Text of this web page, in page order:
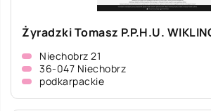
Żyradzki Tomasz P.P.H.U.
Niechobrz 21
36-047 Niechobrz
podkarpackie